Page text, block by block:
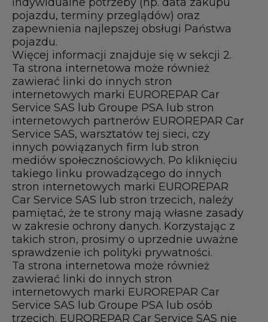
pojazdu, terminy przeglądów) oraz
zapewnienia najlepszej obsługi Państwa
pojazdu.
Więcej informacji znajduje się w sekcji 2.
Ta strona internetowa może również
zawierać linki do innych stron
internetowych marki EUROREPAR Car
Service SAS lub Groupe PSA lub stron
internetowych partnerów EUROREPAR Car
Service SAS, warsztatów tej sieci, czy
innych powiązanych firm lub stron
mediów społecznościowych. Po kliknięciu
takiego linku prowadzącego do innych
stron internetowych marki EUROREPAR
Car Service SAS lub stron trzecich, należy
pamiętać, że te strony mają własne zasady
w zakresie ochrony danych. Korzystając z
takich stron, prosimy o uprzednie uważne
sprawdzenie ich polityki prywatności.
Ta strona internetowa może również
zawierać linki do innych stron
internetowych marki EUROREPAR Car
Service SAS lub Groupe PSA lub osób
trzecich. EUROREPAR Car Service SAS nie